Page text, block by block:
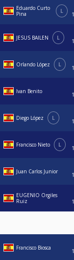
Eduardo Curto
Pina
L
JESUS BAILEN L
Orlando López L
Ivan Benito
Diego López L
Francisco Nieto L
Juan Carlos Junior
EUGENIO Orgiles
Ruiz
Francisco Biosca